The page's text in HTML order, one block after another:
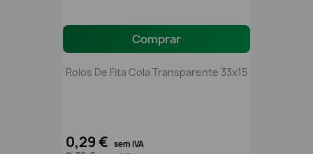
Comprar
Rolos De Fita Cola Transparente 33x15
0,29 € sem IVA